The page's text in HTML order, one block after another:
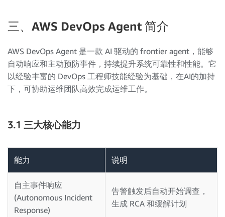
三、AWS DevOps Agent 简介
AWS DevOps Agent 是一款 AI 驱动的 frontier agent，能够
自动响应和主动预防事件，持续提升系统可靠性和性能。它
以经验丰富的 DevOps 工程师技能经验为基础，在AI的加持
下，可协助运维团队高效完成运维工作。
3.1 三大核心能力
能力 说明
自主事件响应
(Autonomous Incident
Response)
告警触发后自动开始调查，
生成 RCA 和缓解计划